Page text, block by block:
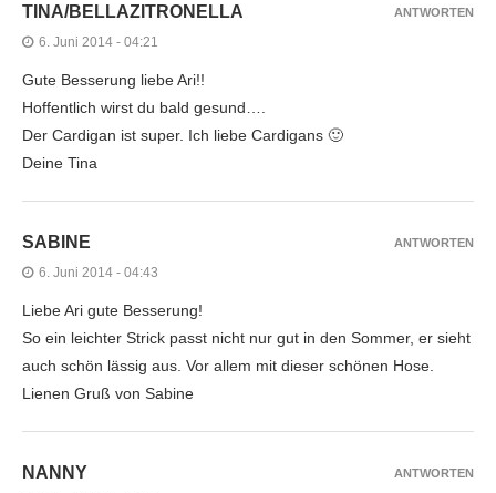
TINA/BELLAZITRONELLA
6. Juni 2014 - 04:21
Gute Besserung liebe Ari!!
Hoffentlich wirst du bald gesund….
Der Cardigan ist super. Ich liebe Cardigans 🙂
Deine Tina
ANTWORTEN
SABINE
6. Juni 2014 - 04:43
Liebe Ari gute Besserung!
So ein leichter Strick passt nicht nur gut in den Sommer, er sieht
auch schön lässig aus. Vor allem mit dieser schönen Hose.
Lienen Gruß von Sabine
ANTWORTEN
NANNY ANTWORTEN